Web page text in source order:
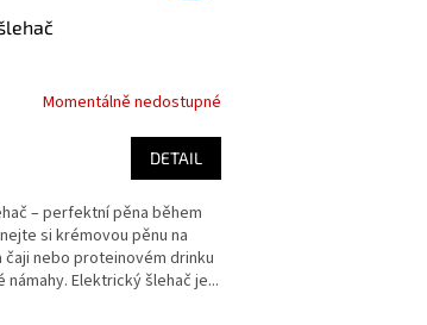
Momentálně nedostupné
DETAIL
– perfektní pěna během
si krémovou pěnu na
čaji nebo proteinovém drinku
Elektrický šlehač je...